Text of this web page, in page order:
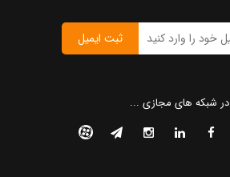
ثبت ایمیل
در شبکه های مجازی ...